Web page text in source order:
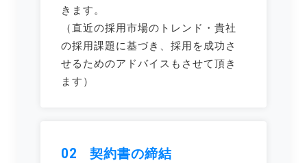
きます。
（直近の採用市場のトレンド・貴社
の採用課題に基づき、採用を成功さ
せるためのアドバイスもさせて頂き
ます）
02 契約書の締結